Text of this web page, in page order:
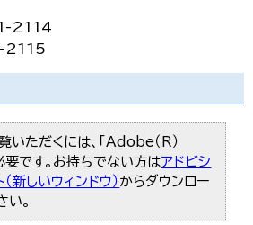
2114
2115
いただくには、「Adobe（R）
要です。お持ちでない方はアドビシ
新しいウィンドウ） からダウンロー
い。